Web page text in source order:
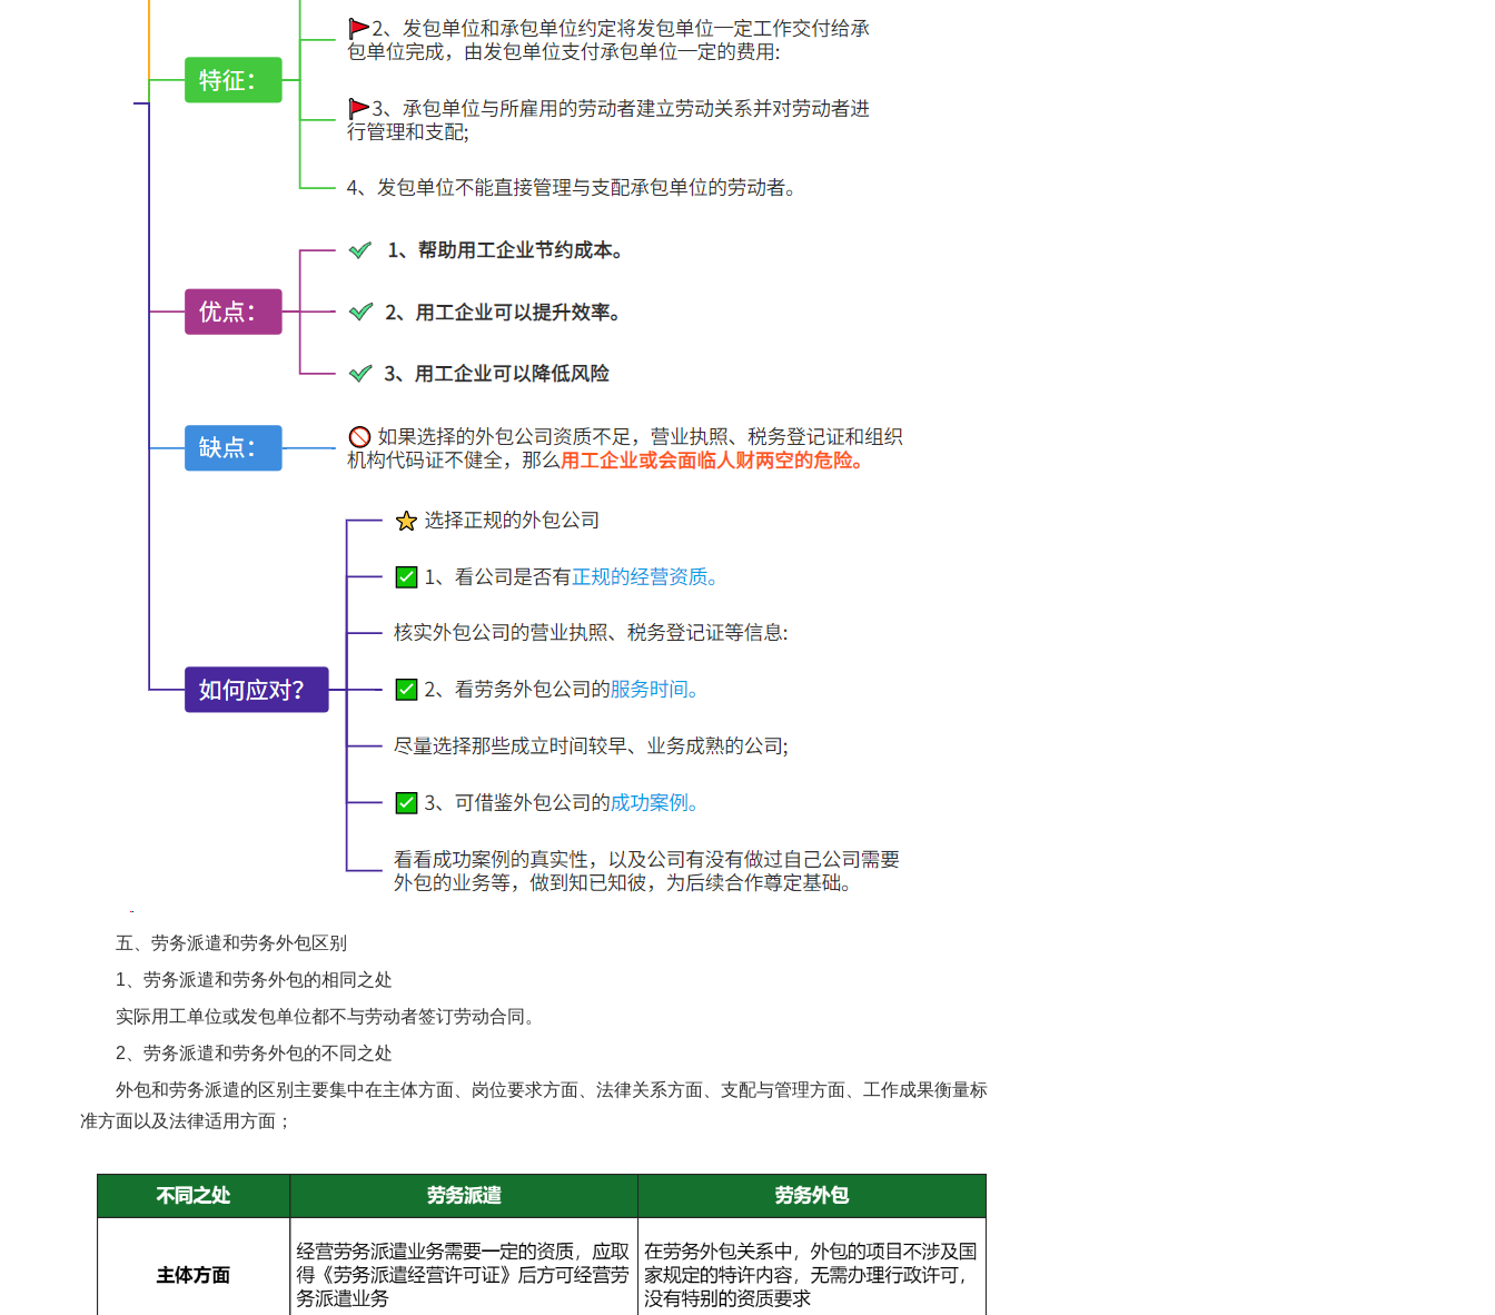
五、劳务派遣和劳务外包区别
1、劳务派遣和劳务外包的相同之处
实际用工单位或发包单位都不与劳动者签订劳动合同。
2、劳务派遣和劳务外包的不同之处
外包和劳务派遣的区别主要集中在主体方面、岗位要求方面、法律关系方面、支配与管理方面、工作成果衡量标
准方面以及法律适用方面；